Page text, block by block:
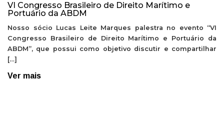
VI Congresso Brasileiro de Direito Marítimo e
Portuário da ABDM
Nosso sócio Lucas Leite Marques palestra no evento “VI
Congresso Brasileiro de Direito Marítimo e Portuário da
ABDM”, que possui como objetivo discutir e compartilhar
[…]
Ver mais